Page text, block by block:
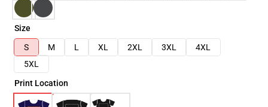
Size
S
M L XL 2XL 3XL
4XL
5XL
Print Location